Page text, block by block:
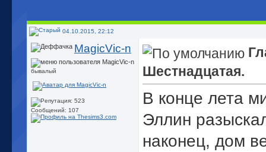
04.10.2015, 22:12
MagicVic-n
бывалый
Сообщений: 107
Шестнадцатая.
В конце лета
Эллин
наконец, дом